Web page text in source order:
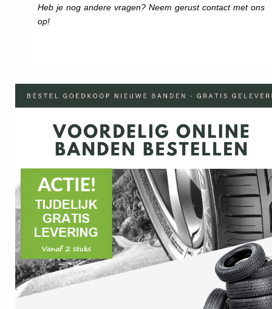
Heb je nog andere vragen? Neem gerust contact met ons
op!